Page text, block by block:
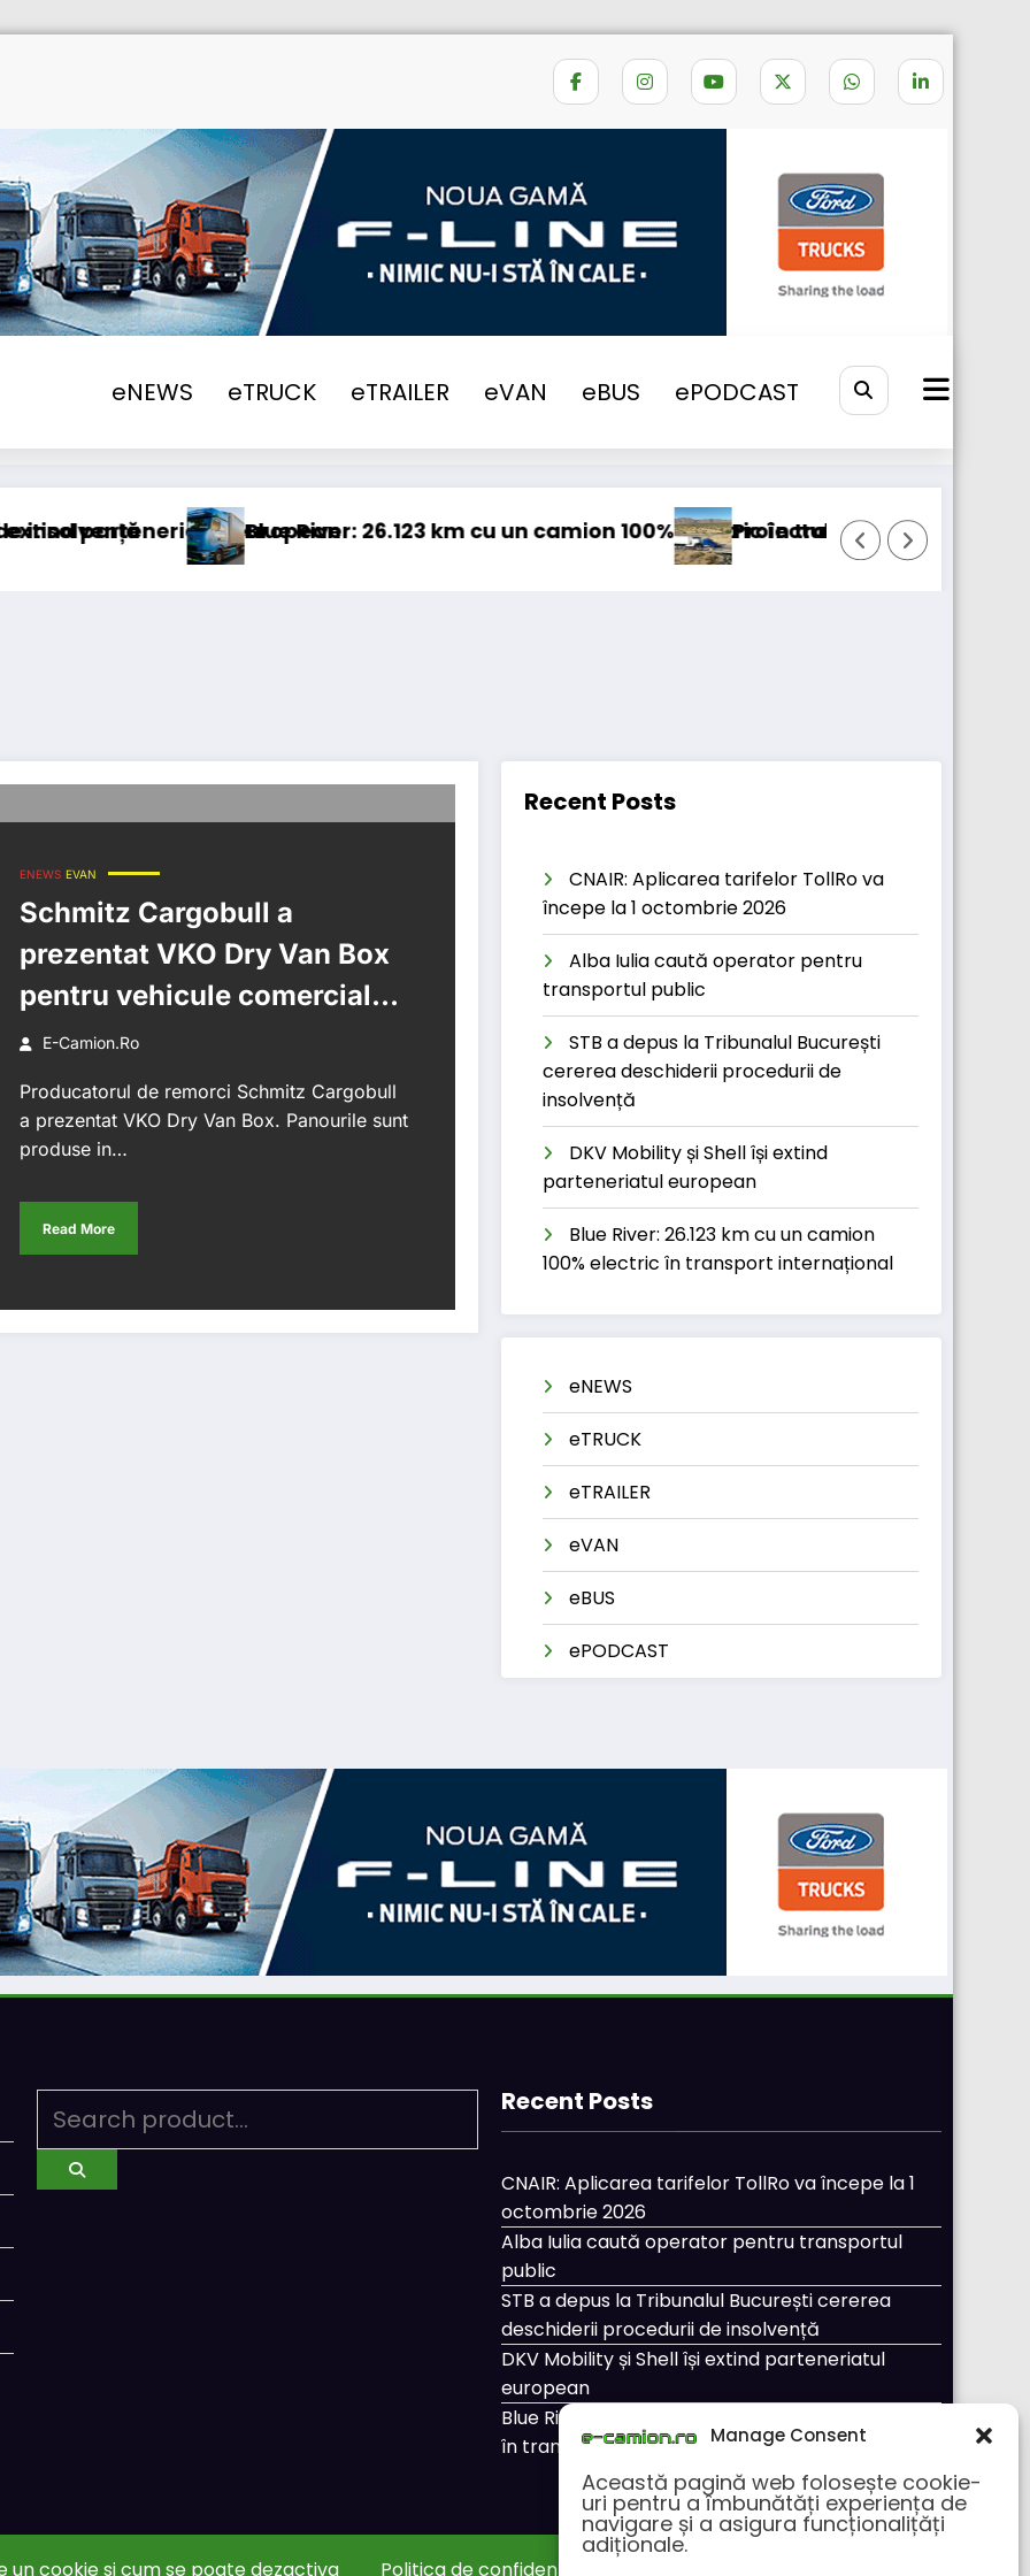
Manage Consent
Această pagină web folosește cookie-
uri pentru a îmbunătăți experiența de
navigare și a asigura funcționalițăți
adiționale.
eNEWS eTRUCK eTRAILER eVAN eBUS ePODCAST
kit van
european
Blue River: 26.123 km cu un camion 100% electric în transport internațional
Proiectul Revoy prinde contur
ENEWS EVAN
Schmitz Cargobull a
prezentat VKO Dry Van Box
pentru vehicule comerciale
usoare
E-Camion.ro
Producatorul de remorci Schmitz Cargobull
a prezentat VKO Dry Van Box. Panourile sunt
produse in…
Read More
Recent Posts
CNAIR: Aplicarea tarifelor TollRo va
începe la 1 octombrie 2026
Alba Iulia caută operator pentru
transportul public
STB a depus la Tribunalul București
cererea deschiderii procedurii de
insolvență
DKV Mobility și Shell își extind
parteneriatul european
Blue River: 26.123 km cu un camion
100% electric în transport internațional
eNEWS
eTRUCK
eTRAILER
eVAN
eBUS
ePODCAST
Recent Posts
CNAIR: Aplicarea tarifelor TollRo va începe la 1
octombrie 2026
Alba Iulia caută operator pentru transportul
public
STB a depus la Tribunalul București cererea
deschiderii procedurii de insolvență
DKV Mobility și Shell își extind parteneriatul
european
Blue River: 26.123 km cu un camion 100% electric
în transport internațional
un cookie si cum se poate dezactiva Politica de confidentialitate